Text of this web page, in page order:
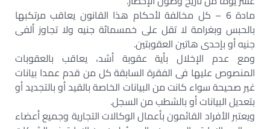
مادة 6 – كل مخالفة لأحكام هذا القانون يعاقب مرتكبها
بالحبس وبغرامة لا تقل على خمسمائة جنيه ولا تجاوز ألفى
جنيه أو بإحدى هاتين العقوبتين.
ومع عدم الإخلال بأية عقوبة أشد، يعاقب بالعقوبات
المنصوص عليها فى الفقرة السابقة كل من قدم عمدا بيانات
غير صحيحة سواء كانت من البيانات الخاصة بالقيد أو بالتجديد أو
بتعديل البيانات أو بالشطب من السجل.
ويعتبر الأفراد القائمون بأعمال الوكالات التجارية وجميع أعضاء